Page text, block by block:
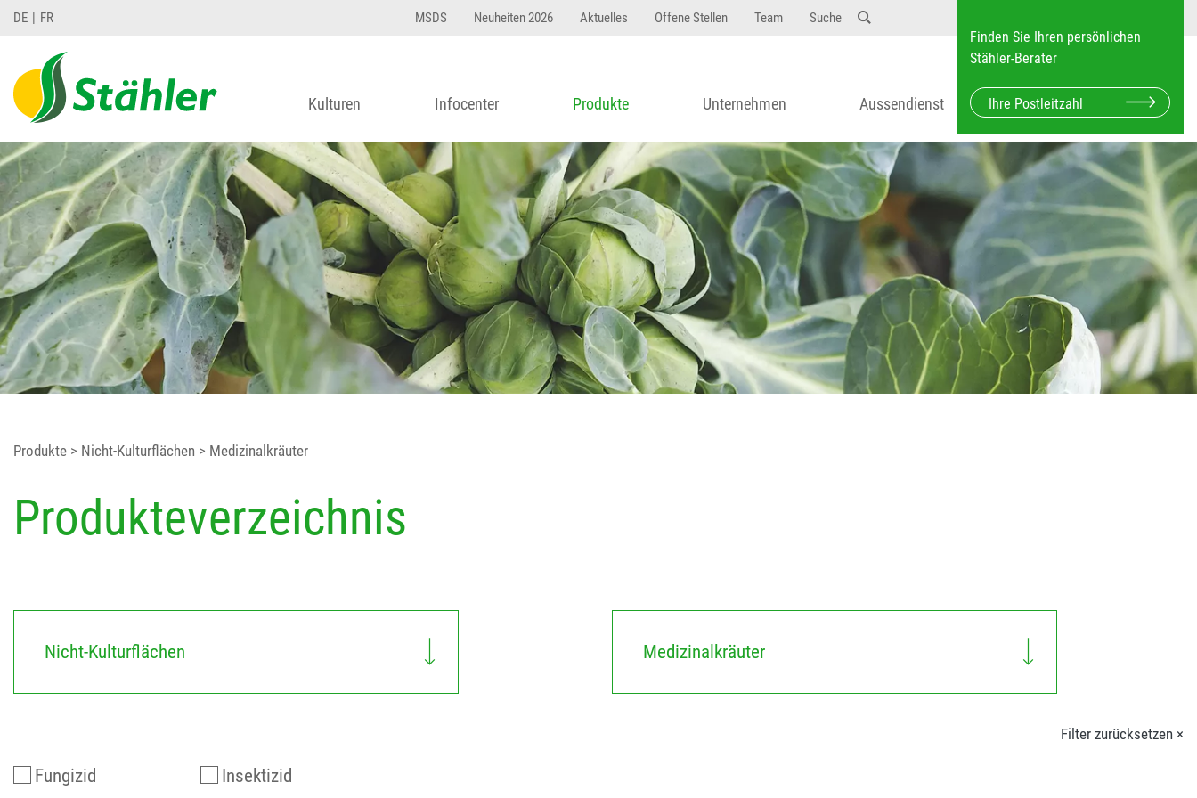
DE FR MSDS Neuheiten 2026 Aktuelles Offene Stellen Team Suche
Finden Sie Ihren persönlichen
Stähler-Berater
Kulturen Infocenter Produkte Unternehmen Aussendienst
Produkte > Nicht-Kulturflächen > Medizinalkräuter
Produkteverzeichnis
Nicht-Kulturflächen Medizinalkräuter
Filter zurücksetzen ×
Fungizid Insektizid